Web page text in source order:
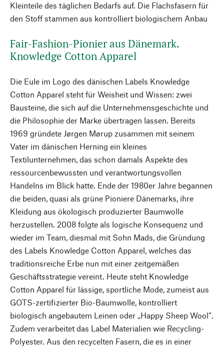
Kleinteile des täglichen Bedarfs auf. Die Flachsfasern für
den Stoff stammen aus kontrolliert biologischem Anbau
Fair-Fashion-Pionier aus Dänemark.
Knowledge Cotton Apparel
Die Eule im Logo des dänischen Labels Knowledge
Cotton Apparel steht für Weisheit und Wissen: zwei
Bausteine, die sich auf die Unternehmensgeschichte und
die Philosophie der Marke übertragen lassen. Bereits
1969 gründete Jørgen Mørup zusammen mit seinem
Vater im dänischen Herning ein kleines
Textilunternehmen, das schon damals Aspekte des
ressourcenbewussten und verantwortungsvollen
Handelns im Blick hatte. Ende der 1980er Jahre begannen
die beiden, quasi als grüne Pioniere Dänemarks, ihre
Kleidung aus ökologisch produzierter Baumwolle
herzustellen. 2008 folgte als logische Konsequenz und
wieder im Team, diesmal mit Sohn Mads, die Gründung
des Labels Knowledge Cotton Apparel, welches das
traditionsreiche Erbe nun mit einer zeitgemäßen
Geschäftsstrategie vereint. Heute steht Knowledge
Cotton Apparel für lässige, sportliche Mode, zumeist aus
GOTS-zertifizierter Bio-Baumwolle, kontrolliert
biologisch angebautem Leinen oder „Happy Sheep Wool“.
Zudem verarbeitet das Label Materialien wie Recycling-
Polyester. Aus den recycelten Fasern, die es in einer